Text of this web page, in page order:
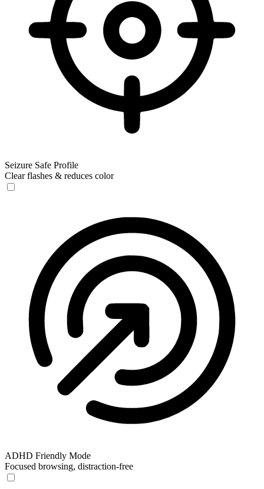
Seizure Safe Profile
Clear flashes & reduces color
ADHD Friendly Mode
Focused browsing, distraction-free